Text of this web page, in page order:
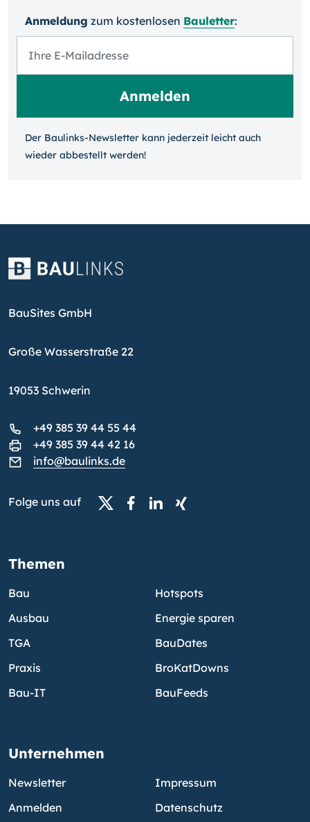
Anmeldung zum kosten­losen Bauletter:
Der Baulinks-Newsletter kann jeder­zeit leicht auch
wieder ab­bestellt werden!
BauSites GmbH
Große Wasserstraße 22
19053 Schwerin
+49 385 39 44 55 44
+49 385 39 44 42 16
info@baulinks.de
Folge uns auf
Themen
Bau
Ausbau
TGA
Praxis
Bau-IT
Hotspots
Energie sparen
BauDates
BroKatDowns
BauFeeds
Unternehmen
Newsletter
Anmelden
Impressum
Datenschutz